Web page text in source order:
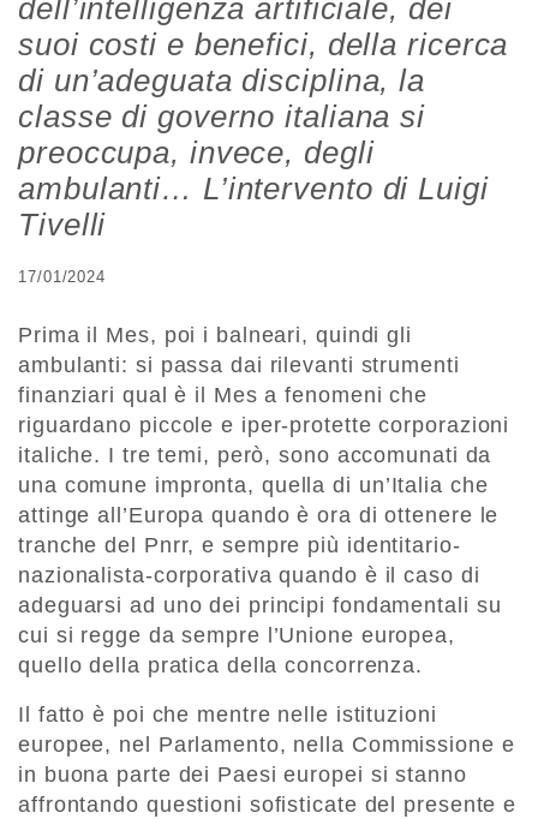
dell’intelligenza artificiale, dei
suoi costi e benefici, della ricerca
di un’adeguata disciplina, la
classe di governo italiana si
preoccupa, invece, degli
ambulanti… L’intervento di Luigi
Tivelli
17/01/2024
Prima il Mes, poi i balneari, quindi gli
ambulanti: si passa dai rilevanti strumenti
finanziari qual è il Mes a fenomeni che
riguardano piccole e iper-protette corporazioni
italiche. I tre temi, però, sono accomunati da
una comune impronta, quella di un’Italia che
attinge all’Europa quando è ora di ottenere le
tranche del Pnrr, e sempre più identitario-
nazionalista-corporativa quando è il caso di
adeguarsi ad uno dei principi fondamentali su
cui si regge da sempre l’Unione europea,
quello della pratica della concorrenza.
Il fatto è poi che mentre nelle istituzioni
europee, nel Parlamento, nella Commissione e
in buona parte dei Paesi europei si stanno
affrontando questioni sofisticate del presente e